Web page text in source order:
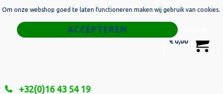
€ 0,00
+32(0)16 43 54 19
Home
Om onze webshop goed te laten functioneren maken wij gebruik van cookies.